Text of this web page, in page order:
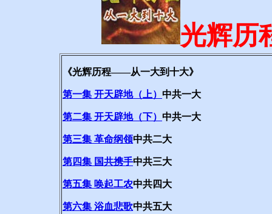
光辉
《光辉历程——从一大到十大》
第一集 开天辟地（上） 中共一大
第二集 开天辟地（下） 中共一大
第三集 革命纲领中共二大
第四集 国共携手中共三大
第五集 唤起工农中共四大
第六集 浴血悲歌中共五大